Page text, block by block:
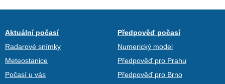
Aktuální počasí
Radarové snímky
Meteostanice
Počasí u vás
Předpověď počasí
Numerický model
Předpověď pro Prahu
Předpověď pro Brno